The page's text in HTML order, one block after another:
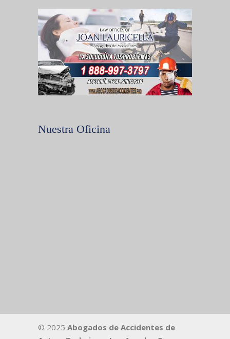
Nuestra Oficina
© 2025 Abogados de Accidentes de